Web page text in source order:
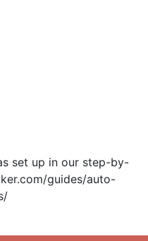
set up in our step-by-
guides/auto-